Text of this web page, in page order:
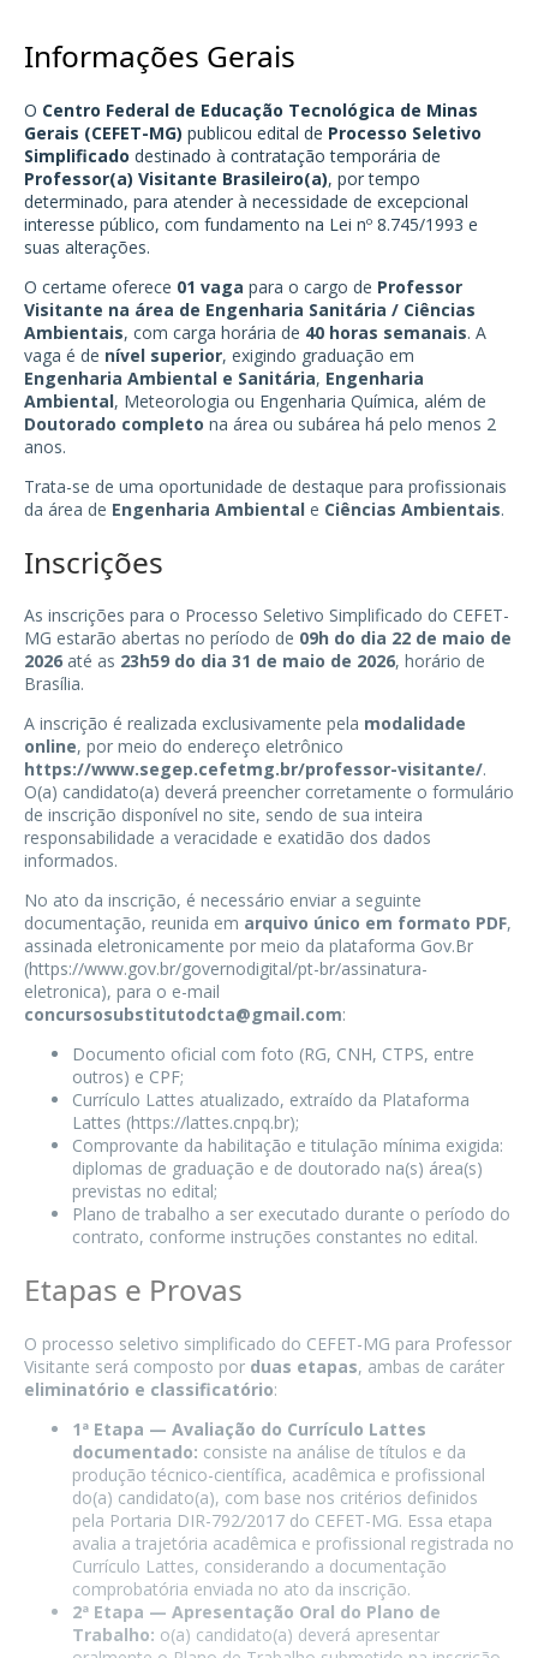
Informações Gerais
O Centro Federal de Educação Tecnológica de Minas
Gerais (CEFET-MG) publicou edital de Processo Seletivo
Simplificado destinado à contratação temporária de
Professor(a) Visitante Brasileiro(a), por tempo
determinado, para atender à necessidade de excepcional
interesse público, com fundamento na Lei nº 8.745/1993 e
suas alterações.
O certame oferece 01 vaga para o cargo de Professor
Visitante na área de Engenharia Sanitária / Ciências
Ambientais, com carga horária de 40 horas semanais. A
vaga é de nível superior, exigindo graduação em
Engenharia Ambiental e Sanitária, Engenharia
Ambiental, Meteorologia ou Engenharia Química, além de
Doutorado completo na área ou subárea há pelo menos 2
anos.
Trata-se de uma oportunidade de destaque para profissionais
da área de Engenharia Ambiental e Ciências Ambientais.
Inscrições
As inscrições para o Processo Seletivo Simplificado do CEFET-
MG estarão abertas no período de 09h do dia 22 de maio de
2026 até as 23h59 do dia 31 de maio de 2026, horário de
Brasília.
A inscrição é realizada exclusivamente pela modalidade
online, por meio do endereço eletrônico
https://www.segep.cefetmg.br/professor-visitante/.
O(a) candidato(a) deverá preencher corretamente o formulário
de inscrição disponível no site, sendo de sua inteira
responsabilidade a veracidade e exatidão dos dados
informados.
No ato da inscrição, é necessário enviar a seguinte
documentação, reunida em arquivo único em formato PDF,
assinada eletronicamente por meio da plataforma Gov.Br
(https://www.gov.br/governodigital/pt-br/assinatura-
eletronica), para o e-mail
concursosubstitutodcta@gmail.com:
Documento oficial com foto (RG, CNH, CTPS, entre
outros) e CPF;
Currículo Lattes atualizado, extraído da Plataforma
Lattes (https://lattes.cnpq.br);
Comprovante da habilitação e titulação mínima exigida:
diplomas de graduação e de doutorado na(s) área(s)
previstas no edital;
Plano de trabalho a ser executado durante o período do
contrato, conforme instruções constantes no edital.
Etapas e Provas
O processo seletivo simplificado do CEFET-MG para Professor
Visitante será composto por duas etapas, ambas de caráter
eliminatório e classificatório:
1ª Etapa — Avaliação do Currículo Lattes
documentado: consiste na análise de títulos e da
produção técnico-científica, acadêmica e profissional
do(a) candidato(a), com base nos critérios definidos
pela Portaria DIR-792/2017 do CEFET-MG. Essa etapa
avalia a trajetória acadêmica e profissional registrada no
Currículo Lattes, considerando a documentação
comprobatória enviada no ato da inscrição.
2ª Etapa — Apresentação Oral do Plano de
Trabalho: o(a) candidato(a) deverá apresentar